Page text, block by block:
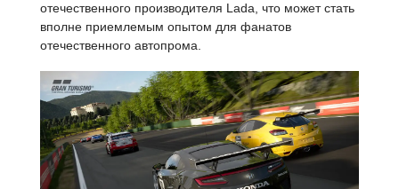
отечественного производителя Lada, что может стать
вполне приемлемым опытом для фанатов
отечественного автопрома.